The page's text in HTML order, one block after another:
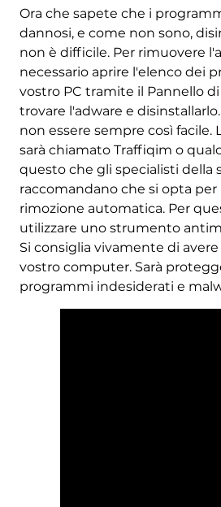
Ora che sapete che i
dannosi, e come non sono,
non è difficile. Per rimuovere
necessario aprire l'elenco dei
vostro PC tramite il Pannello
trovare l'adware e
non essere sempre così facile.
sarà chiamato Traffiqim o
questo che gli specialisti della
raccomandano che si opta
rimozione automatica. Per
utilizzare uno strumento
Si consiglia vivamente di
vostro computer. Sarà
programmi indesiderati e